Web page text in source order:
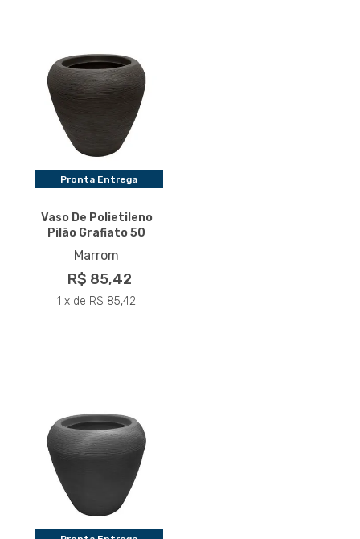
Pronta Entrega
Vaso De Polietileno
Pilão Grafiato 50
Marrom
R$ 85,42
1 x de R$ 85,42